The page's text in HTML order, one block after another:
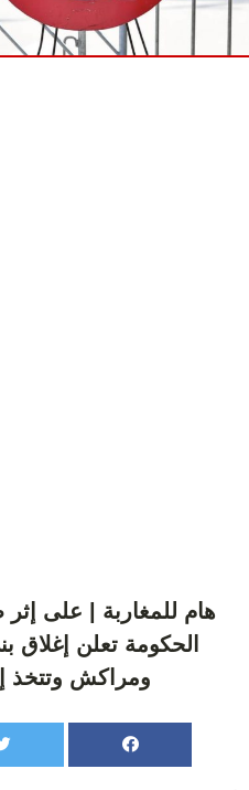
هام للمغاربة | على إثر
الحكومة تعلن إغلاق
ومراكش وتتخذ